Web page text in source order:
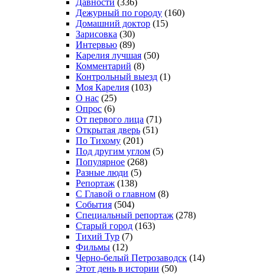
Дежурный по городу (160)
Домашний доктор (15)
Зарисовка (30)
Интервью (89)
Карелия лучшая (50)
Комментарий (8)
Контрольный выезд (1)
Моя Карелия (103)
О нас (25)
Опрос (6)
От первого лица (71)
Открытая дверь (51)
По Тихому (201)
Под другим углом (5)
Популярное (268)
Разные люди (5)
Репортаж (138)
С Главой о главном (8)
События (504)
Специальный репортаж (278)
Старый город (163)
Тихий Тур (7)
Фильмы (12)
Черно-белый Петрозаводск (14)
Этот день в истории (50)